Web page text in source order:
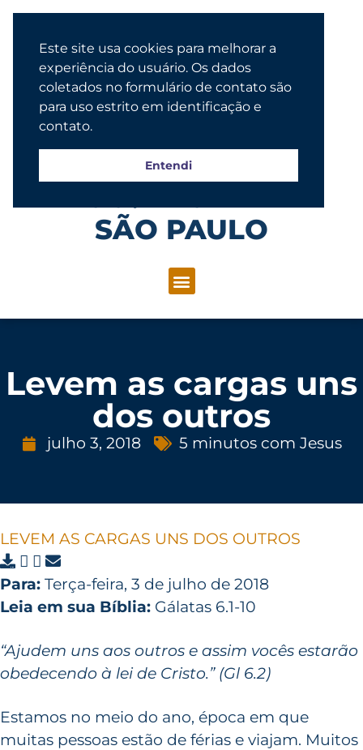
SÃO PAULO
Levem as cargas uns
dos outros
julho 3, 2018 5 minutos com Jesus
LEVEM AS CARGAS UNS DOS OUTROS
Para: Terça-feira, 3 de julho de 2018
Leia em sua Bíblia: Gálatas 6.1-10
“Ajudem uns aos outros e assim vocês estarão
obedecendo à lei de Cristo.” (Gl 6.2)
Estamos no meio do ano, época em que
muitas pessoas estão de férias e viajam. Muitos
Este site usa cookies para melhorar a
experiência do usuário. Os dados
coletados no formulário de contato são
para uso estrito em identificação e
contato.
Entendi